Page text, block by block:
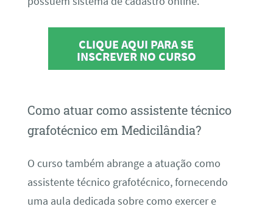
CLIQUE AQUI PARA SE
INSCREVER NO CURSO
Como atuar como assistente técnico
grafotécnico em Medicilândia?
O curso também abrange a atuação como
assistente técnico grafotécnico, fornecendo
uma aula dedicada sobre como exercer e